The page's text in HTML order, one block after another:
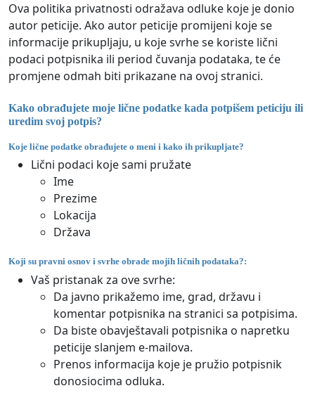
Ova politika privatnosti odražava odluke koje je donio
autor peticije. Ako autor peticije promijeni koje se
informacije prikupljaju, u koje svrhe se koriste lični
podaci potpisnika ili period čuvanja podataka, te će
promjene odmah biti prikazane na ovoj stranici.
Kako obrađujete moje lične podatke kada potpišem peticiju ili
uredim svoj potpis?
Koje lične podatke obrađujete o meni i kako ih prikupljate?
Lični podaci koje sami pružate
Ime
Prezime
Lokacija
Država
Koji su pravni osnov i svrhe obrade mojih ličnih podataka?:
Vaš pristanak za ove svrhe:
Da javno prikažemo ime, grad, državu i
komentar potpisnika na stranici sa potpisima.
Da biste obavještavali potpisnika o napretku
peticije slanjem e-mailova.
Prenos informacija koje je pružio potpisnik
donosiocima odluka.